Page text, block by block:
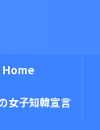
Home
女子知韓宣言